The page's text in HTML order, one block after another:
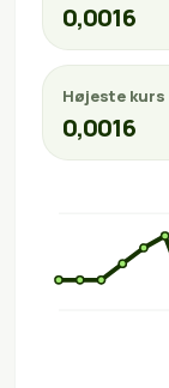
0,0016
Højeste kurs
0,0016